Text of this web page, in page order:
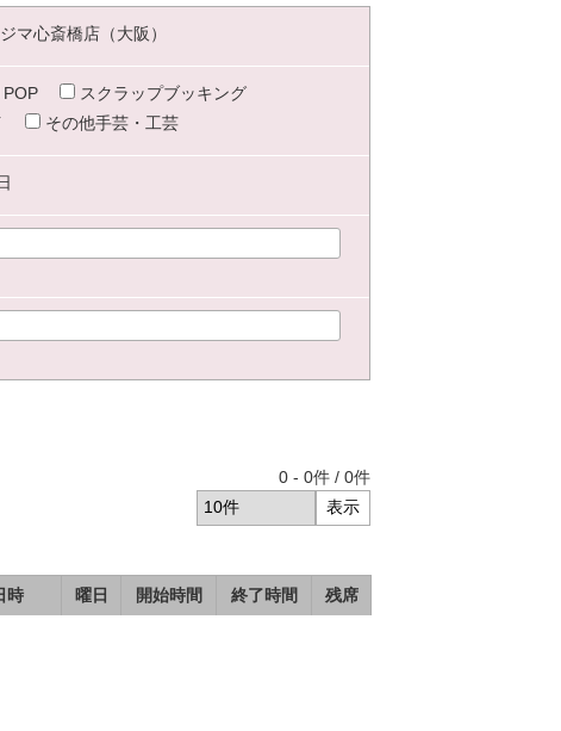
マ心斎橋店（大阪）
POP
スクラップブッキング
その他手芸・工芸
0 - 0件 / 0件
時 曜日 開始時間 終了時間 残席